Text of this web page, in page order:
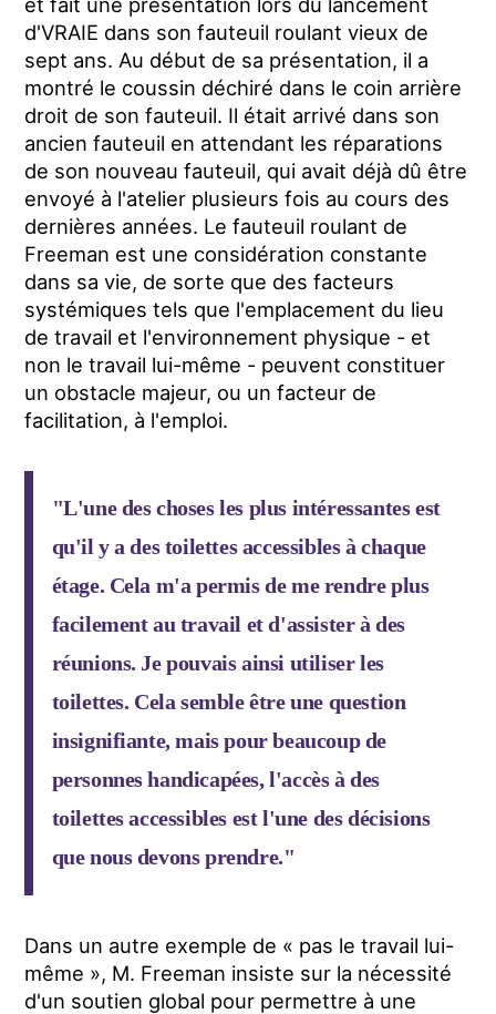
d'VRAIE dans son fauteuil roulant vieux de
sept ans. Au début de sa présentation, il a
montré le coussin déchiré dans le coin arrière
droit de son fauteuil. Il était arrivé dans son
ancien fauteuil en attendant les réparations
de son nouveau fauteuil, qui avait déjà dû être
envoyé à l'atelier plusieurs fois au cours des
dernières années. Le fauteuil roulant de
Freeman est une considération constante
dans sa vie, de sorte que des facteurs
systémiques tels que l'emplacement du lieu
de travail et l'environnement physique - et
non le travail lui-même - peuvent constituer
un obstacle majeur, ou un facteur de
facilitation, à l'emploi.
"L'une des choses les plus intéressantes est
qu'il y a des toilettes accessibles à chaque
étage. Cela m'a permis de me rendre plus
facilement au travail et d'assister à des
réunions. Je pouvais ainsi utiliser les
toilettes. Cela semble être une question
insignifiante, mais pour beaucoup de
personnes handicapées, l'accès à des
toilettes accessibles est l'une des décisions
que nous devons prendre."
Dans un autre exemple de « pas le travail lui-
même », M. Freeman insiste sur la nécessité
d'un soutien global pour permettre à une